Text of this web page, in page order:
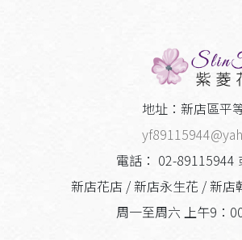
地址：新店區平
電話： 02-89115944
新店花店 / 新店永生花 / 新店
周一至周六 上午9：